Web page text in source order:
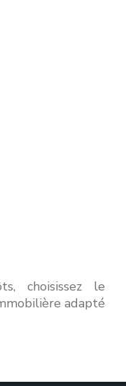
choisissez le
adapté